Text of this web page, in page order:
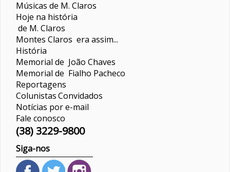
Músicas de M. Claros
Hoje na história
de M. Claros
Montes Claros era assim...
História
Memorial de João Chaves
Memorial de Fialho Pacheco
Reportagens
ColunistasConvidados
Notícias por e-mail
Fale conosco
(38) 3229-9800
Siga-nos